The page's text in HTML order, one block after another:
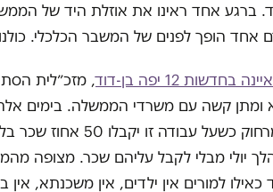
ברגע אחד ראינו את אוזלת היד של
אחד הופך לפנים של המשבר הכלכלי. כולנו
בחדשות 12 יפה בן-דוד
, מזכ״לית
ומתן קשה עם משרדי הממשלה. בימים אלה
להמשיך ללמד מרחוק כשעל
יולי מבלי לקבל עליהם שכר. מצופה
כאילו למורים אין ילדים, אין משכנתא, אין